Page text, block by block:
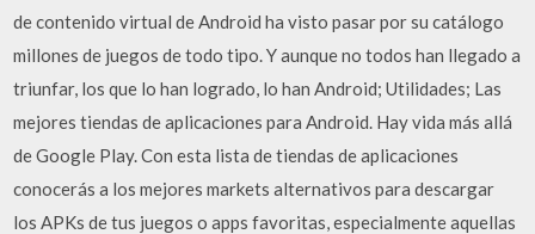
de contenido virtual de Android ha visto pasar por su catálogo
millones de juegos de todo tipo. Y aunque no todos han llegado a
triunfar, los que lo han logrado, lo han Android; Utilidades; Las
mejores tiendas de aplicaciones para Android. Hay vida más allá
de Google Play. Con esta lista de tiendas de aplicaciones
conocerás a los mejores markets alternativos para descargar
los APKs de tus juegos o apps favoritas, especialmente aquellas